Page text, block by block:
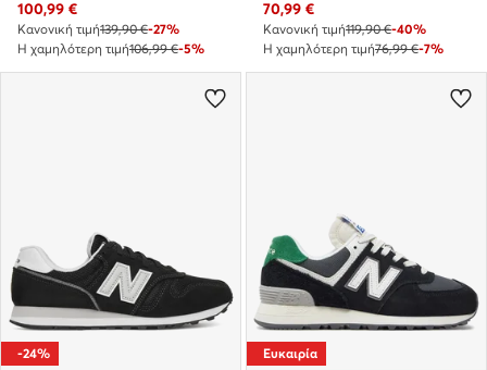
Τρέχουσα τιμή
100,99 €
Κανονική τιμή139,90 €-27%
Η χαμηλότερη τιμή106,99 €-5%
Τρέχουσα τιμή
70,99 €
Κανονική τιμή119,90 €-40%
Η χαμηλότερη τιμή76,99 €-7%
-24% Ευκαιρία